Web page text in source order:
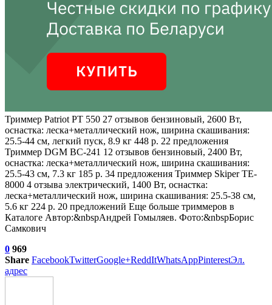
Триммер Patriot PT 550 27 отзывов бензиновый, 2600 Вт,
оснастка: леска+металлический нож, ширина скашивания:
25.5-44 см, легкий пуск, 8.9 кг 448 р. 22 предложения
Триммер DGM BC-241 12 отзывов бензиновый, 2400 Вт,
оснастка: леска+металлический нож, ширина скашивания:
25.5-43 см, 7.3 кг 185 р. 34 предложения Триммер Skiper TE-
8000 4 отзыва электрический, 1400 Вт, оснастка:
леска+металлический нож, ширина скашивания: 25.5-38 см,
5.6 кг 224 р. 20 предложений Еще больше триммеров в
Каталоге Автор:&nbspАндрей Гомыляев. Фото:&nbspБорис
Самкович
0 969
Share FacebookTwitterGoogle+ReddItWhatsAppPinterestЭл.
адрес